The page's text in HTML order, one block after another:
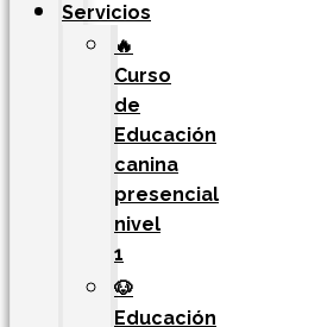
Servicios
🔥
Curso
de
Educación
canina
presencial
nivel
1
🐶
Educación